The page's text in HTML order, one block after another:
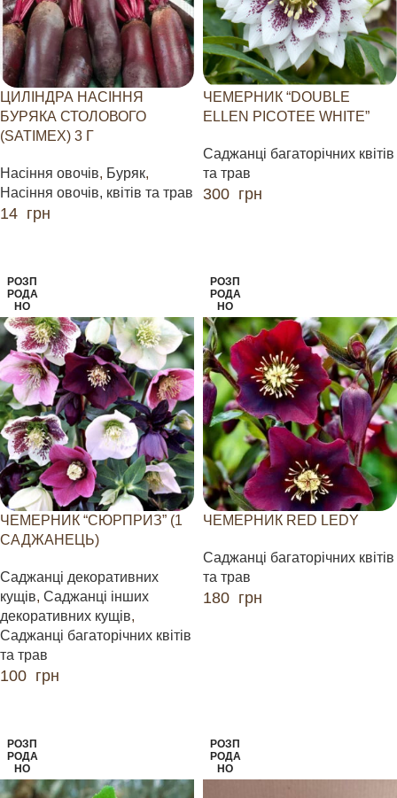
ЦИЛІНДРА НАСІННЯ
БУРЯКА СТОЛОВОГО
(SATIMEX) 3 Г
Насіння овочів, Буряк,
Насіння овочів, квітів та трав
14 грн
ЧЕМЕРНИК “DOUBLE
ELLEN PICOTEE WHITE”
Саджанці багаторічних квітів
та трав
300 грн
РОЗП
РОДА
НО
ЧЕМЕРНИК “СЮРПРИЗ” (1
САДЖАНЕЦЬ)
Саджанці декоративних
кущів, Саджанці інших
декоративних кущів,
Саджанці багаторічних квітів
та трав
100 грн
РОЗП
РОДА
НО
ЧЕМЕРНИК RED LEDY
Саджанці багаторічних квітів
та трав
180 грн
РОЗП
РОДА
НО
РОЗП
РОДА
НО